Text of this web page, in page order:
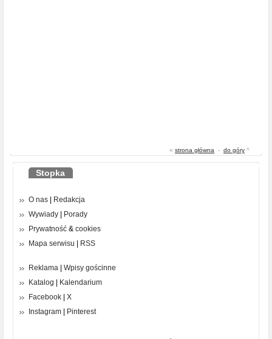
« strona główna - do góry ^
Stopka
O nas
Redakcja
Wywiady
Porady
Prywatność & cookies
Mapa serwisu
RSS
Reklama
Wpisy gościnne
Katalog
Kalendarium
Facebook
X
Instagram
Pinterest